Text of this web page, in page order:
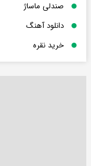
صندلی ماساژ
دانلود آهنگ
خرید نقره